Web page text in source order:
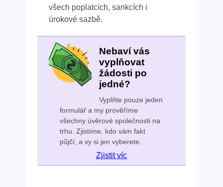
všech poplatcích, sankcích i
úrokové sazbě.
Nebaví vás
vyplňovat
žádosti po
jedné?
Vyplňte pouze jeden
formulář a my prověříme
všechny úvěrové společnosti na
trhu. Zjistíme, kdo vám fakt
půjčí, a vy si jen vyberete.
Zjistit víc